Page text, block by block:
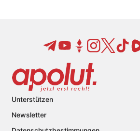
Unterstützen
Newsletter